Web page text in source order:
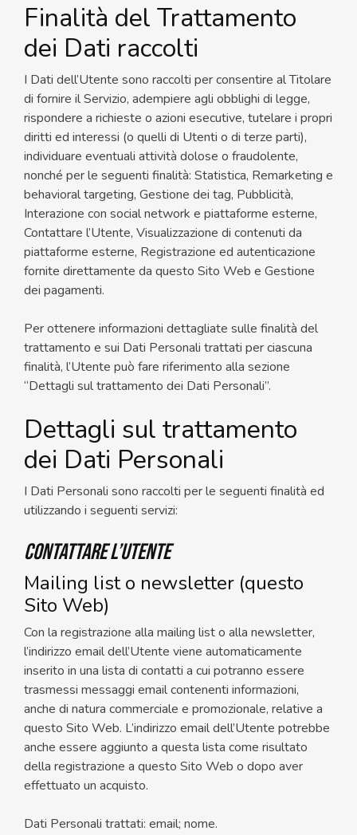
Finalità del Trattamento
dei Dati raccolti
I Dati dell’Utente sono raccolti per consentire al Titolare
di fornire il Servizio, adempiere agli obblighi di legge,
rispondere a richieste o azioni esecutive, tutelare i propri
diritti ed interessi (o quelli di Utenti o di terze parti),
individuare eventuali attività dolose o fraudolente,
nonché per le seguenti finalità: Statistica, Remarketing e
behavioral targeting, Gestione dei tag, Pubblicità,
Interazione con social network e piattaforme esterne,
Contattare l’Utente, Visualizzazione di contenuti da
piattaforme esterne, Registrazione ed autenticazione
fornite direttamente da questo Sito Web e Gestione
dei pagamenti.
Per ottenere informazioni dettagliate sulle finalità del
trattamento e sui Dati Personali trattati per ciascuna
finalità, l’Utente può fare riferimento alla sezione
“Dettagli sul trattamento dei Dati Personali”.
Dettagli sul trattamento
dei Dati Personali
I Dati Personali sono raccolti per le seguenti finalità ed
utilizzando i seguenti servizi:
Contattare l’Utente
Mailing list o newsletter (questo
Sito Web)
Con la registrazione alla mailing list o alla newsletter,
l’indirizzo email dell’Utente viene automaticamente
inserito in una lista di contatti a cui potranno essere
trasmessi messaggi email contenenti informazioni,
anche di natura commerciale e promozionale, relative a
questo Sito Web. L’indirizzo email dell’Utente potrebbe
anche essere aggiunto a questa lista come risultato
della registrazione a questo Sito Web o dopo aver
effettuato un acquisto.
Dati Personali trattati: email; nome.